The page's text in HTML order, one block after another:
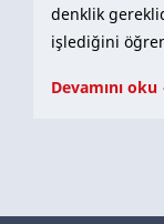
denklik
işlediğini
Devamını oku